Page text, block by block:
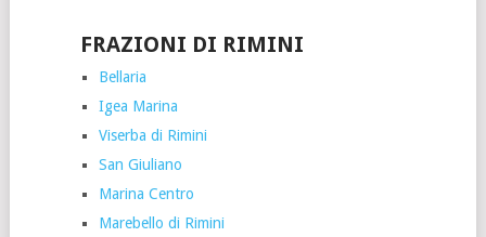
FRAZIONI DI RIMINI
Bellaria
Igea Marina
Viserba di Rimini
San Giuliano
Marina Centro
Marebello di Rimini